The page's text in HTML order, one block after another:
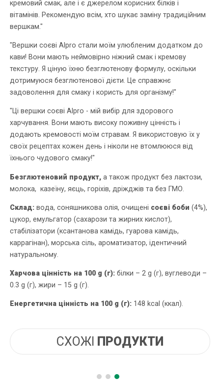
кремовий смак, але і є джерелом корисних білків і
вітамінів. Рекомендую всім, хто шукає заміну традиційним
вершкам."
"Вершки соєві Alpro стали моїм улюбленим додатком до
кави! Вони мають неймовірно ніжний смак і кремову
текстуру. Я ціную їхню безглютенову формулу, оскільки
дотримуюся безглютенової дієти. Це справжнє
задоволення для смаку і користь для організму!"
"Ці вершки соєві Alpro - мій вибір для здорового
харчування. Вони мають високу поживну цінність і
додають кремовості моїм стравам. Я використовую їх у
своїх рецептах кожен день і ніколи не втомлююся від
їхнього чудового смаку!"
Безглютеновий продукт, а також продукт без лактози,
молока, казеїну, яєць, горіхів, дріжджів та без ГМО.
Склад: вода, соняшникова олія, очищені соєві боби (4%),
цукор, емульгатор (сахарози та жирних кислот),
стабілізатори (ксантанова камідь, гуарова камідь,
каррагінан), морська сіль, ароматизатор, ідентичний
натуральному.
Харчова цінність на 100 g (г): білки – 2 g (г), вуглеводи –
0.3 g (г), жири – 15 g (г).
Енергетична цінність на 100 g (г): 148 kcal (ккал).
СХОЖІ ПРОДУКТИ